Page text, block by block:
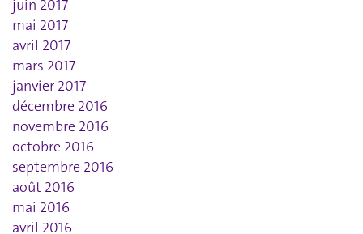
juin 2017
mai 2017
avril 2017
mars 2017
janvier 2017
décembre 2016
novembre 2016
octobre 2016
septembre 2016
août 2016
mai 2016
avril 2016